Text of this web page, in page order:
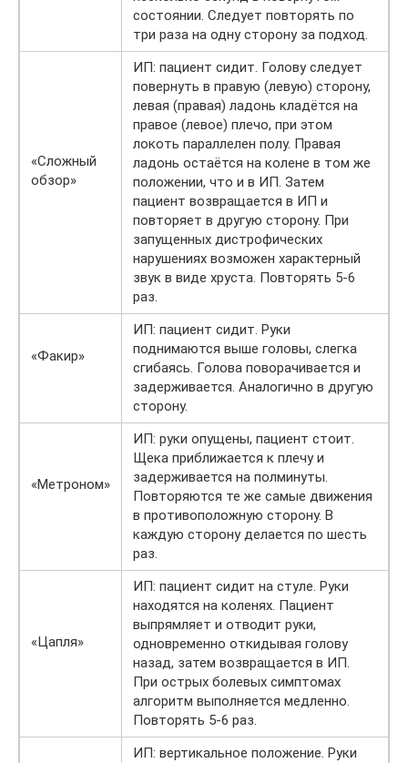
состоянии. Следует повторять по
три раза на одну сторону за подход.
«Сложный
обзор»
ИП: пациент сидит. Голову следует
повернуть в правую (левую) сторону,
левая (правая) ладонь кладётся на
правое (левое) плечо, при этом
локоть параллелен полу. Правая
ладонь остаётся на колене в том же
положении, что и в ИП. Затем
пациент возвращается в ИП и
повторяет в другую сторону. При
запущенных дистрофических
нарушениях возможен характерный
звук в виде хруста. Повторять 5-6
раз.
«Факир»
ИП: пациент сидит. Руки
поднимаются выше головы, слегка
сгибаясь. Голова поворачивается и
задерживается. Аналогично в другую
сторону.
«Метроном»
ИП: руки опущены, пациент стоит.
Щека приближается к плечу и
задерживается на полминуты.
Повторяются те же самые движения
в противоположную сторону. В
каждую сторону делается по шесть
раз.
«Цапля»
ИП: пациент сидит на стуле. Руки
находятся на коленях. Пациент
выпрямляет и отводит руки,
одновременно откидывая голову
назад, затем возвращается в ИП.
При острых болевых симптомах
алгоритм выполняется медленно.
Повторять 5-6 раз.
ИП: вертикальное положение. Руки